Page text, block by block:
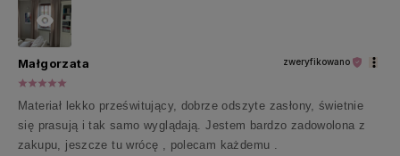
Małgorzata zweryfikowano
Materiał lekko prześwitujący, dobrze odszyte zasłony, świetnie
się prasują i tak samo wyglądają. Jestem bardzo zadowolona z
zakupu, jeszcze tu wrócę , polecam każdemu .